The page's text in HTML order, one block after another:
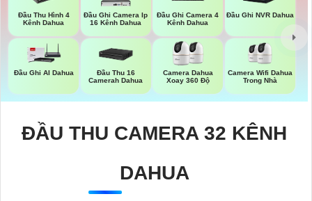
Đầu Thu Hình 4
Kênh Dahua
Đầu Ghi Camera Ip
16 Kênh Dahua
Đầu Ghi Camera 4
Kênh Dahua
Đầu Ghi NVR Dahua
Đầu Ghi AI Dahua
Đầu Thu 16
Camerah Dahua
Camera Dahua
Xoay 360 Độ
Camera Wifi Dahua
Trong Nhà
ĐẦU THU CAMERA 32 KÊNH
DAHUA